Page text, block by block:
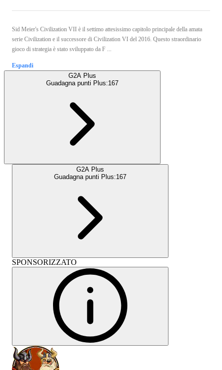
Sid Meier's Civilization VII è il settimo attesissimo capitolo principale della amata
serie Civilization e il successore di Civilization VI del 2016. Questo straordinario
gioco di strategia è stato sviluppato da F ...
Espandi
G2A Plus
Guadagna punti Plus:167
G2A Plus
Guadagna punti Plus:167
SPONSORIZZATO